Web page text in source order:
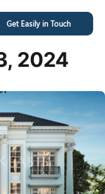
Get Easily in Touch
2024